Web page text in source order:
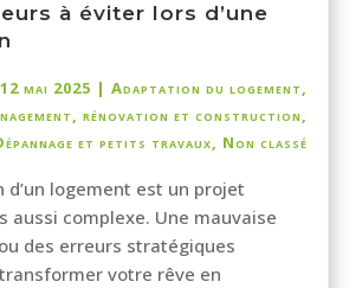
à éviter lors d’une
12 mai 2025 | Adaptation du logement,
rénovation et construction,
et petits travaux, Non classé
d’un logement est un projet
aussi complexe. Une mauvaise
des erreurs stratégiques
votre rêve en